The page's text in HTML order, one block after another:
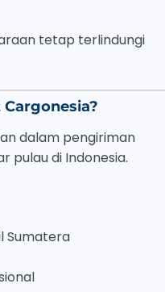
tetap terlindungi
dalam pengiriman
pulau di Indonesia.
Sumatera